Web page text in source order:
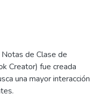
de Clase de
Creator) fue creada
una mayor interacción